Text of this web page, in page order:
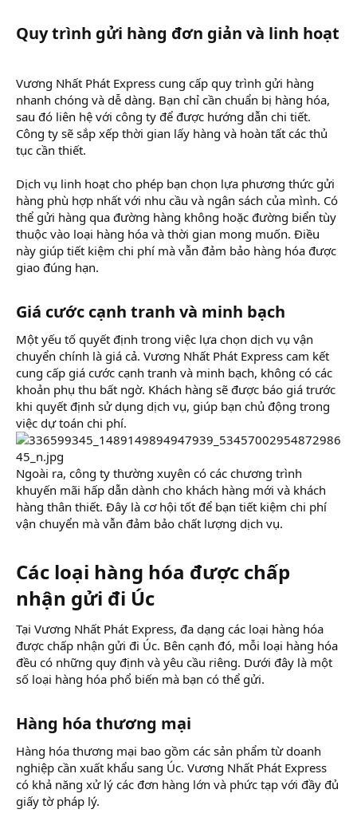
Quy trình gửi hàng đơn giản và linh hoạt​
Vương Nhất Phát Express cung cấp quy trình gửi hàng
nhanh chóng và dễ dàng. Bạn chỉ cần chuẩn bị hàng hóa,
sau đó liên hệ với công ty để được hướng dẫn chi tiết.
Công ty sẽ sắp xếp thời gian lấy hàng và hoàn tất các thủ
tục cần thiết.
Dịch vụ linh hoạt cho phép bạn chọn lựa phương thức gửi
hàng phù hợp nhất với nhu cầu và ngân sách của mình. Có
thể gửi hàng qua đường hàng không hoặc đường biển tùy
thuộc vào loại hàng hóa và thời gian mong muốn. Điều
này giúp tiết kiệm chi phí mà vẫn đảm bảo hàng hóa được
giao đúng hạn.
Giá cước cạnh tranh và minh bạch​
Một yếu tố quyết định trong việc lựa chọn dịch vụ vận
chuyển chính là giá cả. Vương Nhất Phát Express cam kết
cung cấp giá cước cạnh tranh và minh bạch, không có các
khoản phụ thu bất ngờ. Khách hàng sẽ được báo giá trước
khi quyết định sử dụng dịch vụ, giúp bạn chủ động trong
việc dự toán chi phí.
Ngoài ra, công ty thường xuyên có các chương trình
khuyến mãi hấp dẫn dành cho khách hàng mới và khách
hàng thân thiết. Đây là cơ hội tốt để bạn tiết kiệm chi phí
vận chuyển mà vẫn đảm bảo chất lượng dịch vụ.
Các loại hàng hóa được chấp
nhận gửi đi Úc​
Tại Vương Nhất Phát Express, đa dạng các loại hàng hóa
được chấp nhận gửi đi Úc. Bên cạnh đó, mỗi loại hàng hóa
đều có những quy định và yêu cầu riêng. Dưới đây là một
số loại hàng hóa phổ biến mà bạn có thể gửi.
Hàng hóa thương mại​
Hàng hóa thương mại bao gồm các sản phẩm từ doanh
nghiệp cần xuất khẩu sang Úc. Vương Nhất Phát Express
có khả năng xử lý các đơn hàng lớn và phức tạp với đầy đủ
giấy tờ pháp lý.